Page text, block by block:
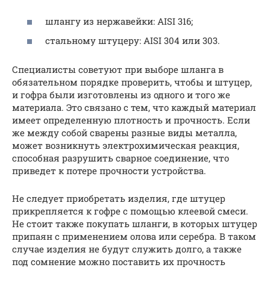
шлангу из нержавейки: AISI 316;
стальному штуцеру: AISI 304 или 303.
Специалисты советуют при выборе шланга в
обязательном порядке проверить, чтобы и штуцер,
и гофра были изготовлены из одного и того же
материала. Это связано с тем, что каждый материал
имеет определенную плотность и прочность. Если
же между собой сварены разные виды металла,
может возникнуть электрохимическая реакция,
способная разрушить сварное соединение, что
приведет к потере прочности устройства.
Не следует приобретать изделия, где штуцер
прикрепляется к гофре с помощью клеевой смеси.
Не стоит также покупать шланги, в которых штуцер
припаян с применением олова или серебра. В таком
случае изделия не будут служить долго, а также
под сомнение можно поставить их прочность